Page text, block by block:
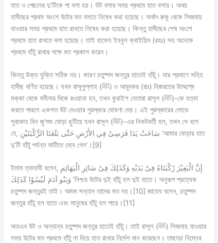
হাত ও পেছনের দু’টিকে পা বলা হয়। উট বসার সময় প্রথমে হাত বসায়। অথচ
হাদীছের প্রথম অংশে উটের মত বসতে নিষেধ করা হয়েছে। অর্থাৎ রুকূ থেকে সিজদায়
যাওয়ার সময় প্রথমে হাত রাখতে নিষেধ করা হয়েছে। কিন্তু হাদীছের শেষ অংশে
প্রথমে হাত রাখতে বলা হয়েছে। তাই হাফেয ইবনুল ক্বাইয়িম (রহঃ) সহ অনেকে
প্রথমে হাঁটু রাখার পক্ষে মত প্রকাশ করেন।
কিন্তু উক্ত যুক্তি সঠিক নয়। কারণ চতুষ্পদ জন্তুর হাতেই হাঁটু। যার প্রমাণে সহিহ
হাদীছ বর্ণিত হয়েছে। যখন রাসূলুল্লাহ (ﷺ) ও আবুবকর (রাঃ) হিজরতের উদ্দেশ্যে
মক্কা থেকে মদীনার দিকে রওয়ানা হন, তখন কুরাইশ নেতারা রাসূল (ﷺ)-কে হত্যা
করতে পারলে একশত উট দেওয়ার পুরস্কার ঘোষণা দেয়। এই পুরস্কারের লোভে
সুরাকাহ বিন জু‘শুম ঘোড়া ছুটিয়ে যখন রাসূল (ﷺ)-এর নিকটবর্তী হল, তখন সে বলে
যে, سَاخَتْ يَدَا فَرَسِىْ فِي الأَرْضِ حَتَّى بَلَغَتَا الرُّكْبَتَيْنِ ‘আমার ঘোড়ার হাত
দু’টি হাঁটু পর্যন্ত মাটিতে দেবে গেল’।[9]
ইমাম ত্বাহাবী বলেন, إَِنَّ الْبَعِيْرَ رُكْبَتَاهُ فِىْ يَدَيْهِ وَكَذَلِكَ فِىْ سَائِرِ الْبَهَائِمِ
وَبَنُو آدَمَ لَيْسُوْا كَذَلِكَ ‘নিশ্চয় উটের দুই হাঁটু হল দুই হাতে। অনুরূপ প্রত্যেক
চতুষ্পদ জন্তুরই তাই। আদম সন্তান তাদের মত নয়।[10] জাহেয বলেন, চতুষ্পদ
জন্তুর হাঁটু হল হাতে এবং মানুষের হাঁটু হল পায়ে।[11]
অতএব উট ও অন্যান্য চতুষ্পদ জন্তুর হাতেই হাঁটু। তাই রাসূল (ﷺ) সিজদায় যাওয়ার
সময় উটের মত প্রথমে হাঁটু না দিয়ে হাত রাখার নির্দেশ দান করেছেন। তাছাড়া নিম্নের